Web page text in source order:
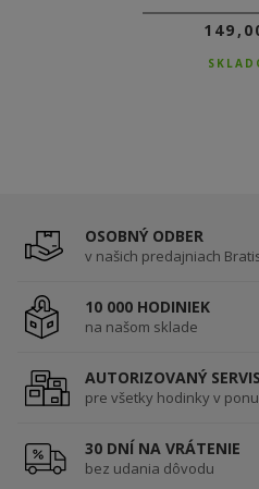
DO 3-5
OSOBNÝ ODBER
v našich predajniach
10 000 HODINIEK
na našom sklade
AUTORIZOVANÝ SERVIS
pre všetky hodinky v
30 DNÍ NA VRÁTENIE
bez udania dôvodu